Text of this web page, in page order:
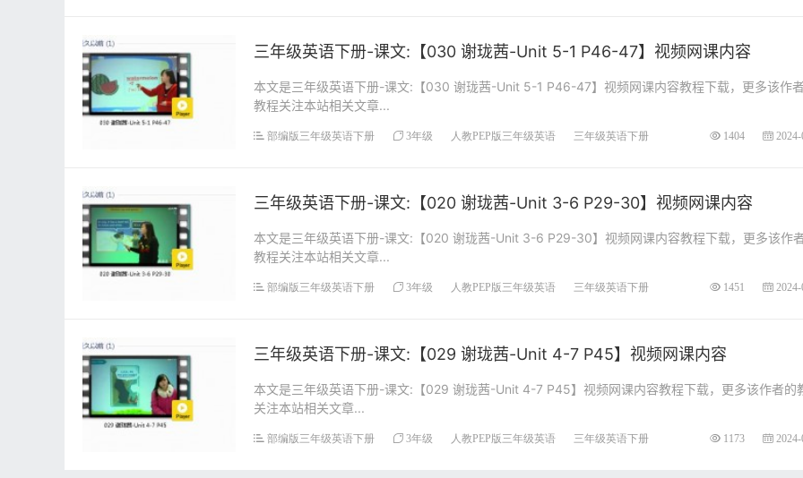
三年级英语下册-课文:【030 谢珑茜-Unit 5-1 P46-47】视频网课内容
本文是三年级英语下册-课文:【030 谢珑茜-Unit 5-1 P46-47】视频网课内容教程下载，更多该作
教程关注本站相关文章...
部编版三年级英语下册 3年级 人教PEP版三年级英语 三年级英语下册 1404 2024-
三年级英语下册-课文:【020 谢珑茜-Unit 3-6 P29-30】视频网课内容
本文是三年级英语下册-课文:【020 谢珑茜-Unit 3-6 P29-30】视频网课内容教程下载，更多该作
教程关注本站相关文章...
部编版三年级英语下册 3年级 人教PEP版三年级英语 三年级英语下册 1451 2024-
三年级英语下册-课文:【029 谢珑茜-Unit 4-7 P45】视频网课内容
本文是三年级英语下册-课文:【029 谢珑茜-Unit 4-7 P45】视频网课内容教程下载，更多该作者的
关注本站相关文章...
部编版三年级英语下册 3年级 人教PEP版三年级英语 三年级英语下册 1173 2024-